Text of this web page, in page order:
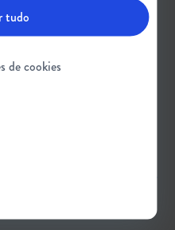
tudo
de cookies
in spinal muscular atrophy:
intervention. Vol. 22,
W.B. Saunders Ltd; 2018. p.
humanizasus
de Discussão sobre Atrofia
hoje para mudar o